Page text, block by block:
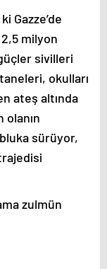
Gazze’de
milyon
sivilleri
okulları
ateş altında
sürüyor,
zulmün